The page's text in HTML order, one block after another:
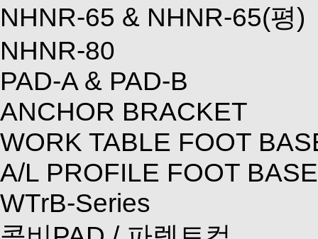
NHNR-65 & NHNR-65(평)
NHNR-80
PAD-A & PAD-B
ANCHOR BRACKET
WORK TABLE FOOT
A/L PROFILE FOOT BASE
WTrB-Series